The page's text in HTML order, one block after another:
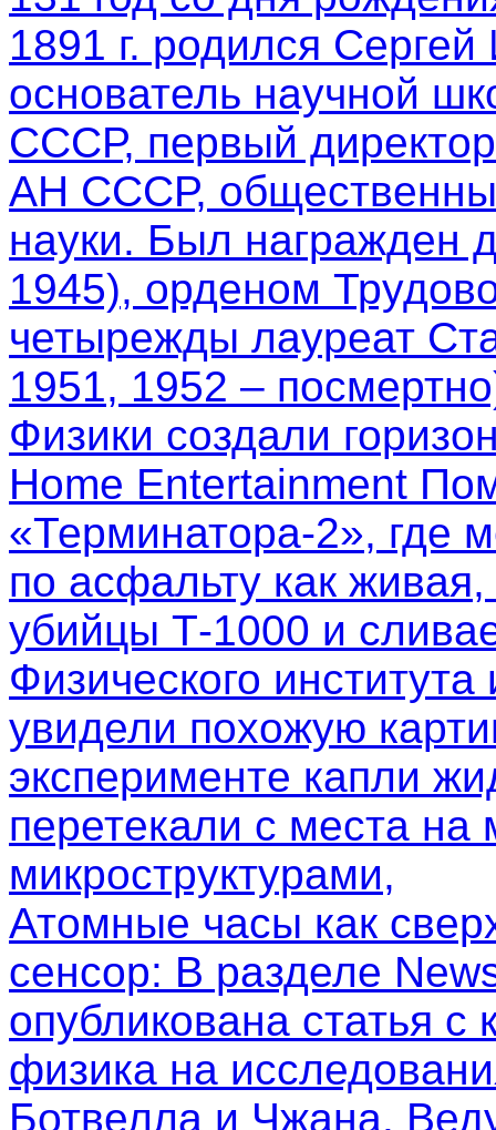
1891 г. родился
основатель научной
СССР, первый
АН СССР,
науки. Был награжден
1945), орденом
четырежды лауреат
1951, 1952 –
Физики создали
Home Entertainment
«Терминатора-2», где
по асфальту как
убийцы Т-1000 и
Физического
увидели похожую
эксперименте капли
перетекали с места на
микроструктурами,
Атомные часы как
сенсор: В разделе
опубликована статья
физика на
Ботвелла и Чжана.